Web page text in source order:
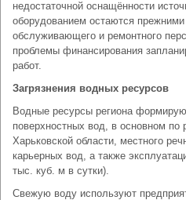
недостаточной оснащённости
оборудованием остаются прежними
обслуживающего и ремонтного
проблемы финансирования
работ.
Загрязнения водных ресурсов
Водные ресурсы региона
поверхностных вод, в основном по
Харьковской области, местного
карьерных вод, а также
тыс. куб. м в сутки).
Свежую воду используют